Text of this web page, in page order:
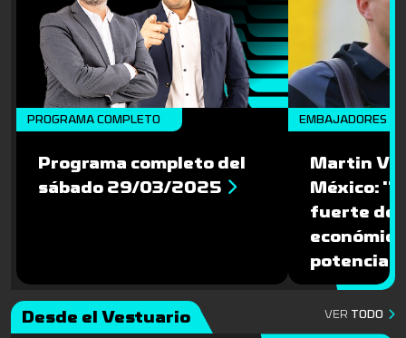
PROGRAMA COMPLETO
Programa completo del
sábado 29/03/2025
EMBAJADORES
Martin
México:
fuerte
potencial
Desde el Vestuario VER TODO